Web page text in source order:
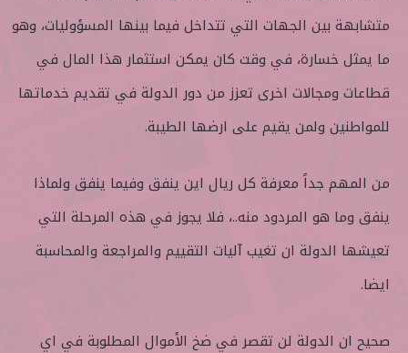
متشابهة بين الجهات التي تتداخل فيما بينها المسؤوليات، وهو
ما يمثل خسارة، في وقت كان يمكن استثمار هذا المال في
قطاعات ومجالات اخرى تعزز من دور الدولة في تقديم خدماتها
للمواطنين ولمن يقيم على ارضها الطيبة.
من المهم جداً معرفة كل ريال اين ينفق وفيما ينفق ولماذا
ينفق وما هو المردود منه..، فلا يجوز في هذه المرحلة التي
تعيشها الدولة ان تغيب آليات التقييم والمراجعة والمحاسبة
ايضا.
صحيح ان الدولة لن تقصر في ضخ الأموال المطلوبة في اي